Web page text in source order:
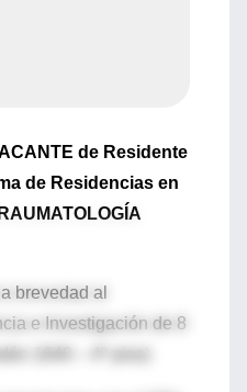
de Residente
de Residencias en
brevedad al
e Investigación de 8